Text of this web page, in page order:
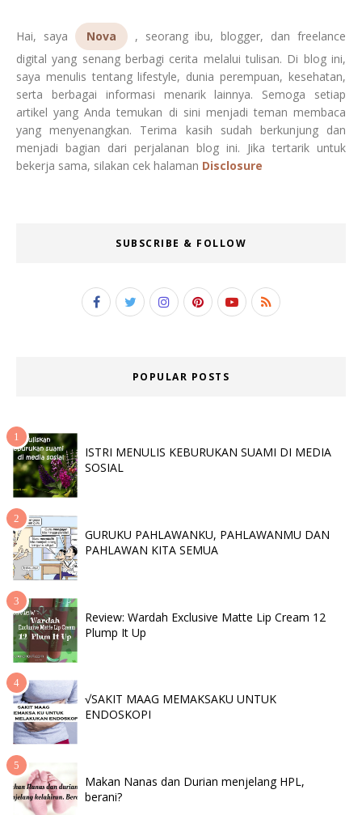
Hai, saya Nova
, seorang ibu, blogger, dan freelance
digital yang senang berbagi cerita melalui tulisan. Di blog ini,
saya menulis tentang lifestyle, dunia perempuan, kesehatan,
serta berbagai informasi menarik lainnya. Semoga setiap
artikel yang Anda temukan di sini menjadi teman membaca
yang menyenangkan. Terima kasih sudah berkunjung dan
menjadi bagian dari perjalanan blog ini. Jika tertarik untuk
bekerja sama, silakan cek halaman Disclosure
SUBSCRIBE & FOLLOW
POPULAR POSTS
ISTRI MENULIS KEBURUKAN SUAMI DI MEDIA
SOSIAL
GURUKU PAHLAWANKU, PAHLAWANMU DAN
PAHLAWAN KITA SEMUA
Review: Wardah Exclusive Matte Lip Cream 12
Plump It Up
√SAKIT MAAG MEMAKSAKU UNTUK
ENDOSKOPI
Makan Nanas dan Durian menjelang HPL,
berani?